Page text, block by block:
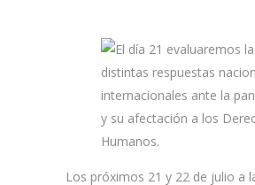
Los próximos 21 y 22 de julio a